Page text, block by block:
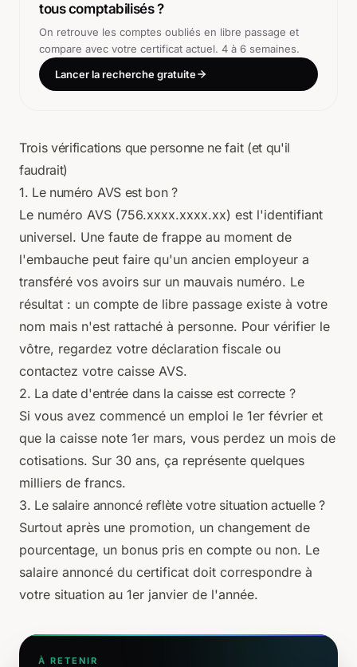
tous comptabilisés ?
On retrouve les comptes oubliés en libre passage et
compare avec votre certificat actuel. 4 à 6 semaines.
Lancer la recherche gratuite
Trois vérifications que personne ne fait (et qu'il
faudrait)
1. Le numéro AVS est bon ?
Le numéro AVS (756.xxxx.xxxx.xx) est l'identifiant
universel. Une faute de frappe au moment de
l'embauche peut faire qu'un ancien employeur a
transféré vos avoirs sur un mauvais numéro. Le
résultat : un compte de libre passage existe à votre
nom mais n'est rattaché à personne. Pour vérifier le
vôtre, regardez votre déclaration fiscale ou
contactez votre caisse AVS.
2. La date d'entrée dans la caisse est correcte ?
Si vous avez commencé un emploi le 1er février et
que la caisse note 1er mars, vous perdez un mois de
cotisations. Sur 30 ans, ça représente quelques
milliers de francs.
3. Le salaire annoncé reflète votre situation actuelle ?
Surtout après une promotion, un changement de
pourcentage, un bonus pris en compte ou non. Le
salaire annoncé du certificat doit correspondre à
votre situation au 1er janvier de l'année.
À RETENIR